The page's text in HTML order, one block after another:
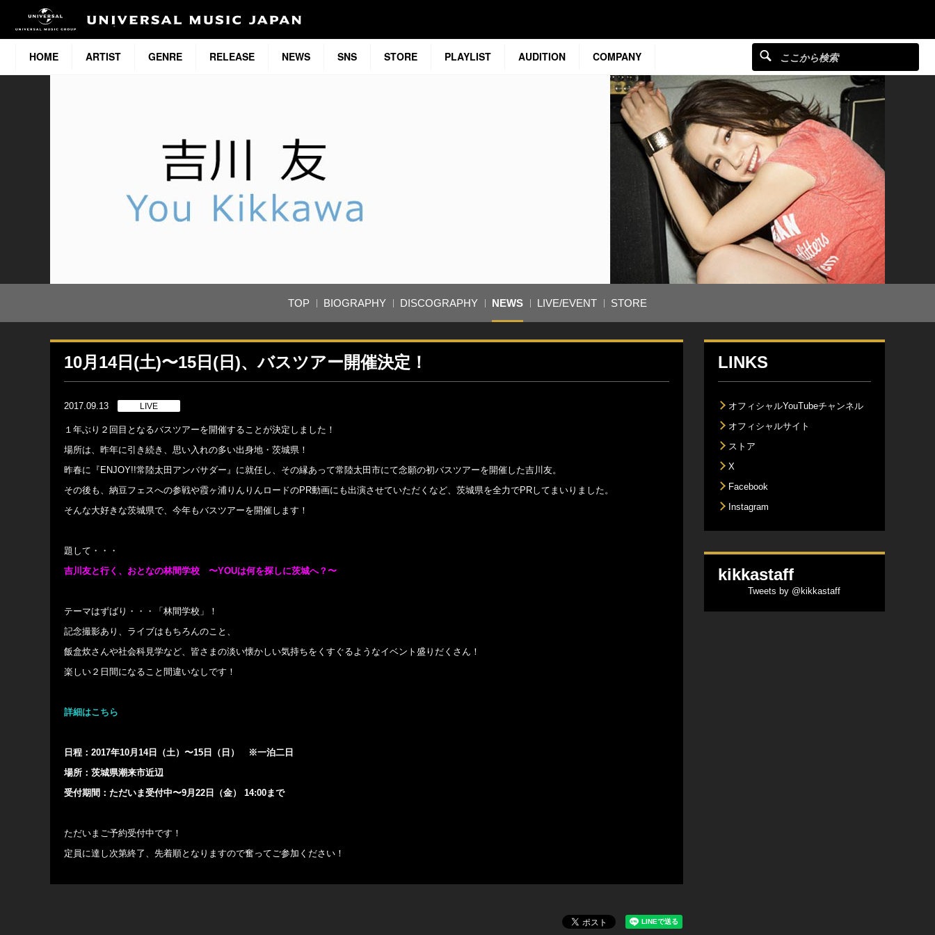
HOME ARTIST GENRE RELEASE NEWS SNS STORE PLAYLIST AUDITION COMPANY
TOP BIOGRAPHY DISCOGRAPHY NEWS LIVE/EVENT STORE
10月14日(土)〜15日(日)、バスツアー開催決定！
2017.09.13 LIVE
１年ぶり２回目となるバスツアーを開催することが決定しました！
場所は、昨年に引き続き、思い入れの多い出身地・茨城県！
昨春に『ENJOY!!常陸太田アンバサダー』に就任し、その縁あって常陸太田市にて念願の初バスツアーを開催した吉川友。
その後も、納豆フェスへの参戦や霞ヶ浦りんりんロードのPR動画にも出演させていただくなど、茨城県を全力でPRしてまいりました。
そんな大好きな茨城県で、今年もバスツアーを開催します！
題して・・・
吉川友と行く、おとなの林間学校 〜YOUは何を探しに茨城へ？〜
テーマはずばり・・・「林間学校」！
記念撮影あり、ライブはもちろんのこと、
飯盒炊さんや社会科見学など、皆さまの淡い懐かしい気持ちをくすぐるようなイベント盛りだくさん！
楽しい２日間になること間違いなしです！
詳細はこちら
日程：2017年10月14日（土）〜15日（日） ※一泊二日
場所：茨城県潮来市近辺
受付期間：ただいま受付中〜9月22日（金） 14:00まで
ただいまご予約受付中です！
定員に達し次第終了、先着順となりますので奮ってご参加ください！
LINKS
オフィシャルYouTubeチャンネル
オフィシャルサイト
ストア
X
Facebook
Instagram
kikkastaff
Tweets by @kikkastaff